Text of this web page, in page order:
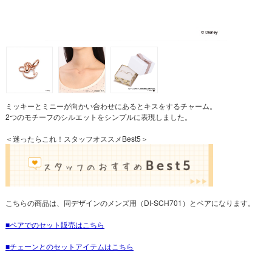
ミッキーとミニーが向かい合わせにあるとキスをするチャーム。
2つのモチーフのシルエットをシンプルに表現しました。
＜迷ったらこれ！スタッフオススメBest5＞
こちらの商品は、同デザインのメンズ用（DI-SCH701）とペアになります。
ペアでのセット販売はこちら
チェーンとのセットアイテムはこちら